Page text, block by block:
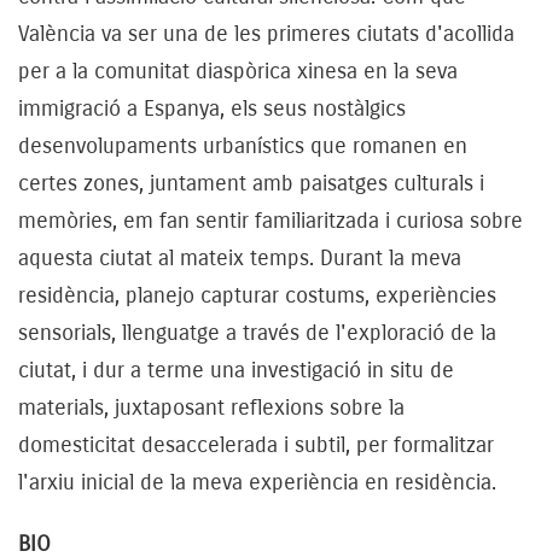
València va ser una de les primeres ciutats d'acollida
per a la comunitat diaspòrica xinesa en la seva
immigració a Espanya, els seus nostàlgics
desenvolupaments urbanístics que romanen en
certes zones, juntament amb paisatges culturals i
memòries, em fan sentir familiaritzada i curiosa sobre
aquesta ciutat al mateix temps. Durant la meva
residència, planejo capturar costums, experiències
sensorials, llenguatge a través de l'exploració de la
ciutat, i dur a terme una investigació in situ de
materials, juxtaposant reflexions sobre la
domesticitat desaccelerada i subtil, per formalitzar
l'arxiu inicial de la meva experiència en residència.
BIO